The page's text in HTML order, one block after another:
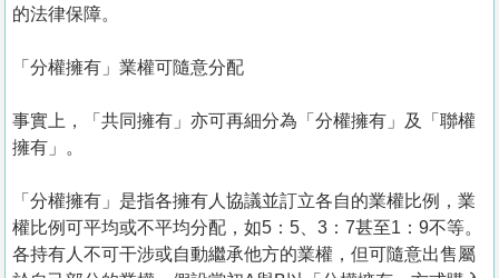
的法律保障。
「分權擁有」業權可隨意分配
事實上，「共同擁有」亦可再細分為「分權擁有」及「聯權
擁有」。
「分權擁有」是指各擁有人協議並訂立各自的業權比例，業
權比例可平均或不平均分配，如5：5、3：7甚至1：9不等。
各持有人不可干涉或自動繼承他方的業權，但可隨意出售屬